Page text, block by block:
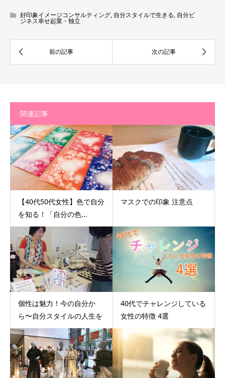
好印象イメージコンサルティング, 自分スタイルで生きる, 自分ビ
ジネス幸せ起業・独立
関連記事
【40代50代女性】色で自分
を知る！「自分の色...
マスクでの印象 注意点
個性は魅力！今の自分か
ら〜自分スタイルの人生を
40代でチャレンジしている
女性の特徴 4選